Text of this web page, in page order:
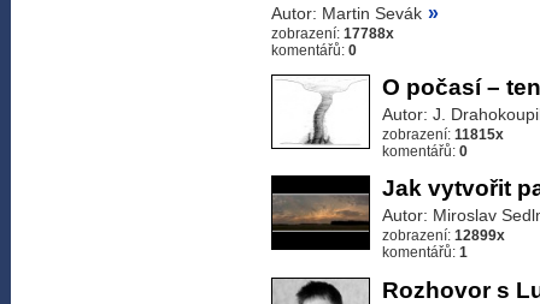
Autor: Martin Sevák »
zobrazení: 17788x
komentářů: 0
O počasí –
Autor: J.
zobrazení: 11815x
komentářů: 0
Jak vytvořit
Autor: Miroslav
zobrazení: 12899x
komentářů: 1
Rozhovor s